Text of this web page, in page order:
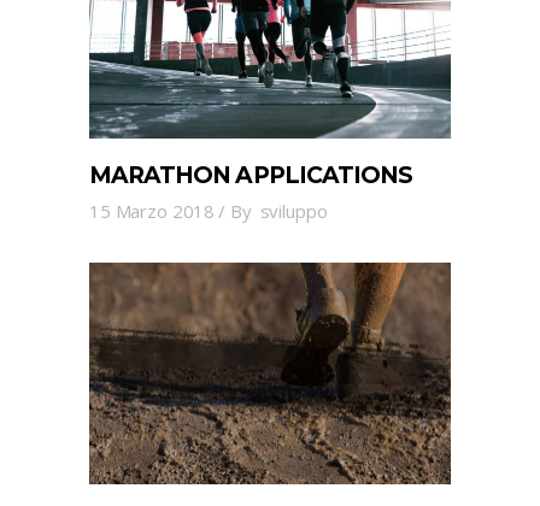
MARATHON APPLICATIONS
15 Marzo 2018 By sviluppo